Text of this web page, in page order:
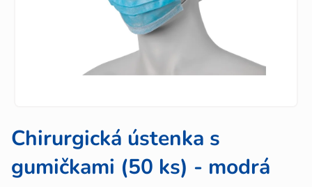
Chirurgická ústenka s
gumičkami (50 ks) - modrá